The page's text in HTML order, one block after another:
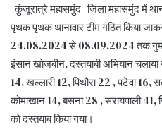
कुंजूरात्रे महासमुंद जिला महासमुंद में थाना
पृथक पृथक थानावार टीम गठित किया
24.08.2024 से 08.09.2024 तक गुम
इंसान खोजबीन, दस्तयाबी अभियान
14, खल्लारी 12, पिथौरा 22 , पटेवा 16,
कोमाखान 14, बसना 28 , सरायपाली 41,
को दस्तयाब किया गया।